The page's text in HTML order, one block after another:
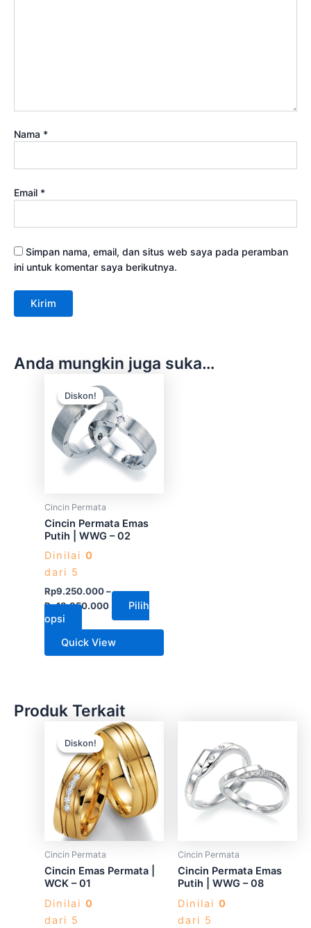
Nama *
Email *
Simpan nama, email, dan situs web saya pada peramban
ini untuk komentar saya berikutnya.
Anda mungkin juga suka…
Diskon!
Diskon!
Cincin Permata
Cincin Permata Emas
Putih | WWG – 02
Dinilai 0
dari 5
Rp9.250.000–
Rp13.850.000
Pilih
opsi
ini
memiliki
beberapa
varian.
Pilihan
di
halaman
Quick View
Produk Terkait
Diskon!
Diskon!
Cincin Permata
Cincin Emas Permata |
WCK – 01
Dinilai 0
dari 5
Produk
ini
memiliki
beberapa
varian.
Pilihan
ini
di
Cincin Permata
Cincin Permata Emas
Putih | WWG – 08
Dinilai 0
dari 5
ini
memiliki
beberapa
varian.
Pilihan
di